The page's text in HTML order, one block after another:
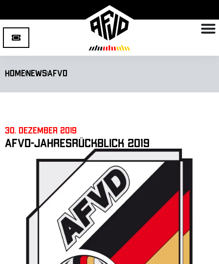
HomeNewsAFVD
30. Dezember 2019
AFVD-Jahresrückblick 2019